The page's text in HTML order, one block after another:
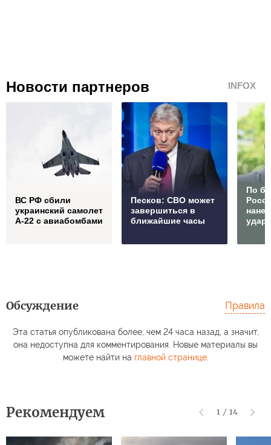
Новости партнеров INFOX
ВС РФ сбили
украинский самолет
А-22 с авиабомбами
Песков: СВО может
завершиться в
ближайшие часы
По
удар
Обсуждение Правила
Эта статья опубликована более, чем 24 часа назад, а значит,
она недоступна для комментирования. Новые материалы вы
можете найти на главной странице.
Рекомендуем 1 / 14